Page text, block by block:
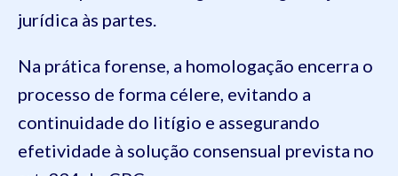
jurídica às partes.
Na prática forense, a homologação encerra o
processo de forma célere, evitando a
continuidade do litígio e assegurando
efetividade à solução consensual prevista no